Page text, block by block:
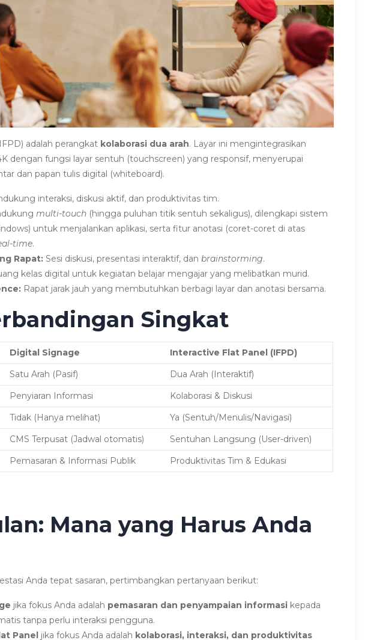
adalah perangkat kolaborasi dua arah. Layar ini mengintegrasikan
dengan fungsi layar sentuh (touchscreen) yang responsif, menyerupai
dan papan tulis digital (whiteboard).
interaksi, diskusi aktif, dan produktivitas tim.
multi-touch (hingga puluhan titik sentuh sekaligus), dilengkapi sistem
untuk menjalankan aplikasi, serta fitur anotasi (coret-coret di atas
time.
Rapat: Sesi diskusi, presentasi interaktif, dan brainstorming.
kelas digital untuk kegiatan belajar mengajar yang melibatkan murid.
Rapat jarak jauh yang membutuhkan berbagi layar dan anotasi bersama.
Singkat
Digital Signage
Interactive Flat Panel (IFPD)
Satu Arah (Pasif)
Dua Arah (Interaktif)
Penyiaran Informasi
Kolaborasi & Diskusi
Tidak (Hanya melihat)
Ya (Sentuh/Menulis/Navigasi)
CMS Terpusat (Jadwal otomatis)
Sentuhan Langsung (User-driven)
Pemasaran & Informasi Publik Produktivitas Tim & Edukasi
Mana yang Harus Anda
Anda tepat sasaran, pertimbangkan pertanyaan berikut:
jika fokus Anda adalah pemasaran dan penyampaian informasi kepada
tanpa perlu interaksi pengguna.
Panel jika fokus Anda adalah kolaborasi, interaksi, dan produktivitas